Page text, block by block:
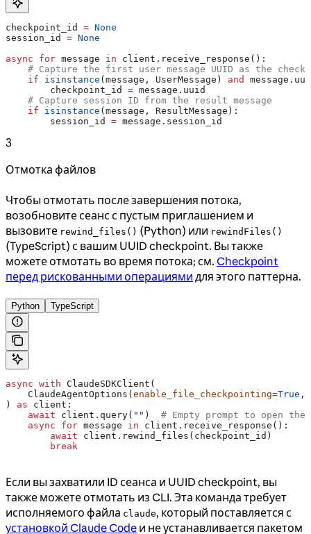
checkpoint_id = None
session_id = None
async for message in client.receive_response():
# Capture the first user message UUID as the
    if
isinstance (message, UserMessage) and
        checkpoint_id
= message.uuid
    # Capture session ID from the result message
    if
isinstance (message, ResultMessage):
        session_id
= message.session_id
3
Отмотка файлов
Чтобы отмотать после завершения потока,
возобновите сеанс с пустым приглашением и
вызовите rewind_files() (Python) или rewindFiles()
(TypeScript) с вашим UUID checkpoint. Вы также
можете отмотать во время потока; см. Checkpoint
перед рискованными операциями для этого паттерна.
Python TypeScript
async with ClaudeSDKClient(
    ClaudeAgentOptions(
enable_file_checkpointing=True ,
) as client:
    await
client.query( "" ) # Empty prompt to open the
    async
for message in client.receive_response():
        await
client.rewind_files(checkpoint_id)
        break
Если вы захватили ID сеанса и UUID checkpoint, вы
также можете отмотать из CLI. Эта команда требует
исполняемого файла claude, который поставляется с
установкой Claude Code и не устанавливается пакетом